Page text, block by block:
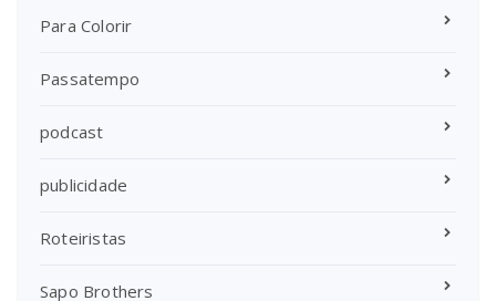
Para Colorir
Passatempo
podcast
publicidade
Roteiristas
Sapo Brothers